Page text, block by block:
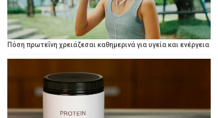
Πόση πρωτεΐνη χρειάζεσαι καθημερινά για υγεία και ενέργεια